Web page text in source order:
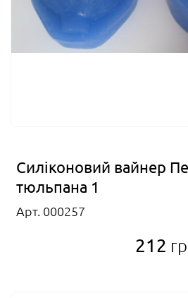
Силіконовий вайнер
тюльпана 1
Арт. 000257
212